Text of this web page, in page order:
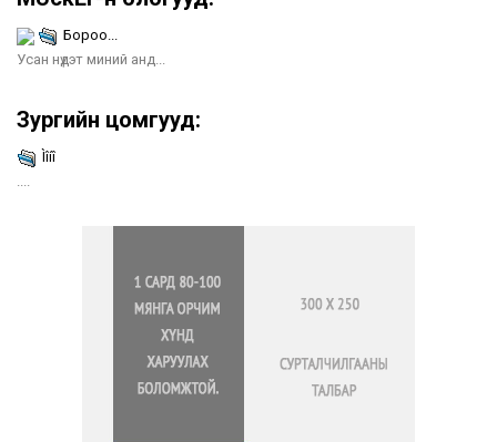
Бороо...
Усан нүдэт миний анд...
Зургийн цомгууд:
Ìîíî
....